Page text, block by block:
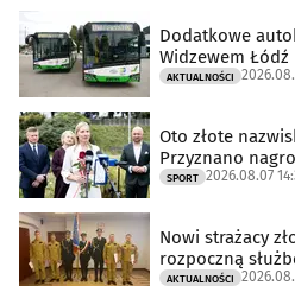
Dodatkowe
Widzewem Łódź
AKTUALNOŚCI
Oto złote
Przyznano
SPORT 2026.08.07
Nowi strażacy
rozpoczną
AKTUALNOŚCI